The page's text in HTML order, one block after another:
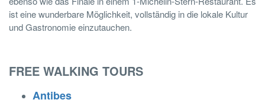
ist eine wunderbare Möglichkeit, vollständig in die lokale Kultur
und Gastronomie einzutauchen.
FREE WALKING TOURS
Antibes